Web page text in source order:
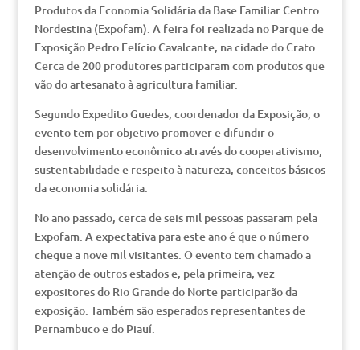
Produtos da Economia Solidária da Base Familiar Centro
Nordestina (Expofam). A feira foi realizada no Parque de
Exposição Pedro Felício Cavalcante, na cidade do Crato.
Cerca de 200 produtores participaram com produtos que
vão do artesanato à agricultura familiar.
Segundo Expedito Guedes, coordenador da Exposição, o
evento tem por objetivo promover e difundir o
desenvolvimento econômico através do cooperativismo,
sustentabilidade e respeito à natureza, conceitos básicos
da economia solidária.
No ano passado, cerca de seis mil pessoas passaram pela
Expofam. A expectativa para este ano é que o número
chegue a nove mil visitantes. O evento tem chamado a
atenção de outros estados e, pela primeira, vez
expositores do Rio Grande do Norte participarão da
exposição. Também são esperados representantes de
Pernambuco e do Piauí.